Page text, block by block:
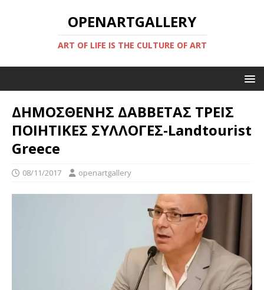
OPENARTGALLERY
ART OF LIFE IS THE CULTURE OF ART
ΔΗΜΟΣΘΕΝΗΣ ΔΑΒΒΕΤΑΣ ΤΡΕΙΣ
ΠΟΙΗΤΙΚΕΣ ΣΥΛΛΟΓΕΣ-Landtourist
Greece
08/11/2017 openartgallery